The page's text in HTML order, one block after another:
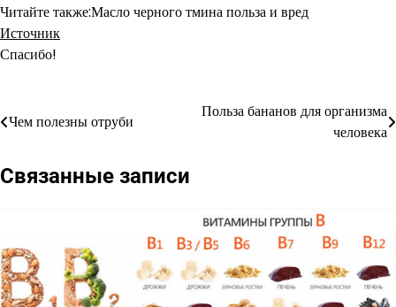
Читайте также:Масло черного тмина польза и вред
Источник
Спасибо!
Навигация
записям
Чем полезны отруби
Польза бананов для организма
человека
Связанные записи